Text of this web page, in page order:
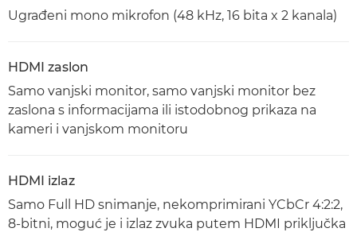
Ugrađeni mono mikrofon (48 kHz, 16 bita x 2 kanala)
HDMI zaslon
Samo vanjski monitor, samo vanjski monitor bez
zaslona s informacijama ili istodobnog prikaza na
kameri i vanjskom monitoru
HDMI izlaz
Samo Full HD snimanje, nekomprimirani YCbCr 4:2:2,
8-bitni, moguć je i izlaz zvuka putem HDMI priključka